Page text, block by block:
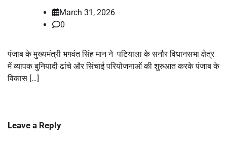
March 31, 2026
0
पंजाब के मुख्यमंत्री भगवंत सिंह मान ने पटियाला के सनौर विधानसभा क्षेत्र
में व्यापक बुनियादी ढांचे और सिंचाई परियोजनाओं की शुरुआत करके पंजाब के
विकास […]
Leave a Reply